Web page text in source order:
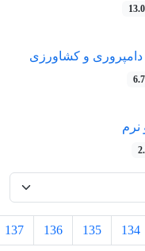
دامپروری و کشاورزی
نرم
134
135
136
137